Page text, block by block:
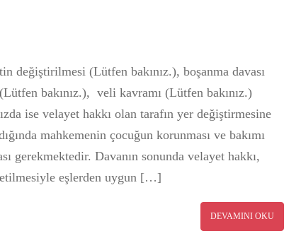
değiştirilmesi (Lütfen bakınız.), boşanma davası
bakınız.), veli kavramı (Lütfen bakınız.)
ise velayet hakkı olan tarafın yer değiştirmesine
mahkemenin çocuğun korunması ve bakımı
gerekmektedir. Davanın sonunda velayet hakkı,
eşlerden uygun […]
DEVAMINI OKU